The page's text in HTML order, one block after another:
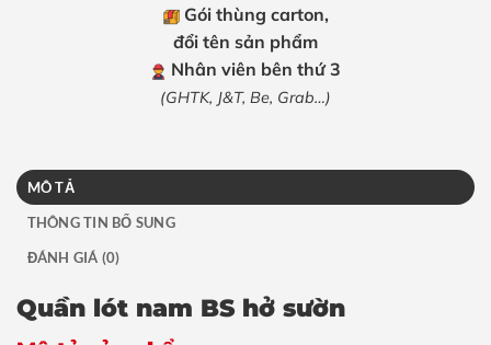
Gói thùng carton,
đổi tên sản phẩm
Nhân viên bên thứ 3
(GHTK, J&T, Be, Grab…)
MÔ TẢ
THÔNG TIN BỔ SUNG
ĐÁNH GIÁ (0)
Quần lót nam BS hở sườn